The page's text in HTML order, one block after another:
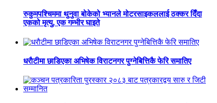
रुकुमपश्चिममा थुनुवा बोकेको भ्यानले मोटरसाइकललाई ठक्कर दिँदा
एकको मृत्यु, एक गम्भीर घाइते
धराैटीमा छाडिएका अभिषेक विराटनगर पुग्नेबित्तिकै फेरि समातिए